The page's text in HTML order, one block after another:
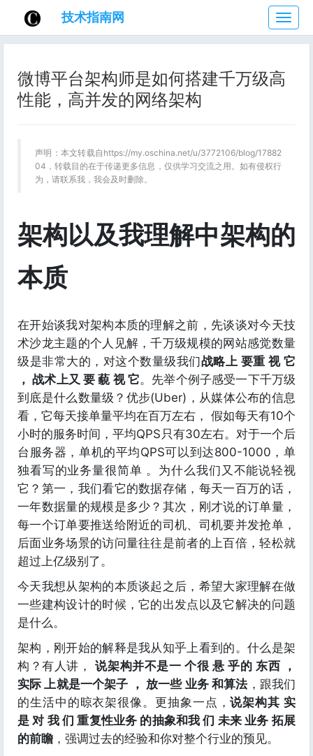
技
术
指
网
技术指南网
微博平台架构师是如何搭建千万级高
性能，高并发的网络架构
声明：本文转载自https://my.oschina.net/u/3772106/blog/17882
04，转载目的在于传递更多信息，仅供学习交流之用。如有侵权行
为，请联系我，我会及时删除。
架构以及我理解中架构的
本质
在开始谈我对架构本质的理解之前，先谈谈对今天技
术沙龙主题的个人见解，千万级规模的网站感觉数量
级是非常大的，对这个数量级我们战略上 要重 视 它
， 战术上又 要 藐 视 它。先举个例子感受一下千万级
到底是什么数量级？优步(Uber)，从媒体公布的信息
看，它每天接单量平均在百万左右， 假如每天有10个
小时的服务时间，平均QPS只有30左右。对于一个后
台服务器，单机的平均QPS可以到达800-1000，单
独看写的业务量很简单 。为什么我们又不能说轻视
它？第一，我们看它的数据存储，每天一百万的话，
一年数据量的规模是多少？其次，刚才说的订单量，
每一个订单要推送给附近的司机、司机要并发抢单，
后面业务场景的访问量往往是前者的上百倍，轻松就
超过上亿级别了。
今天我想从架构的本质谈起之后，希望大家理解在做
一些建构设计的时候，它的出发点以及它解决的问题
是什么。
架构，刚开始的解释是我从知乎上看到的。什么是架
构？有人讲，说架构并不是一 个很 悬 乎的 东西 ，
实际 上就是一个架子 ， 放一些 业务 和算法，跟我们
的生活中的晾衣架很像。更抽象一点，说架构其 实
是 对 我 们 重复性业务 的抽象和我 们 未来 业务 拓展
的前瞻 ，强调过去的经验和你对整个行业的预见。